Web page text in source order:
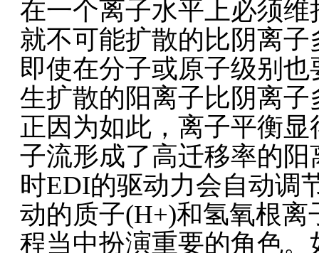
在一个离子水平上必须
就不可能扩散的比阴离子
即使在分子或原子级别
生扩散的阳离子比阴离子
正因为如此，离子平衡
子流形成了高迁移率的
时EDI的驱动力会自动调
动的质子(H+)和氢氧根
程当中扮演重要的角色